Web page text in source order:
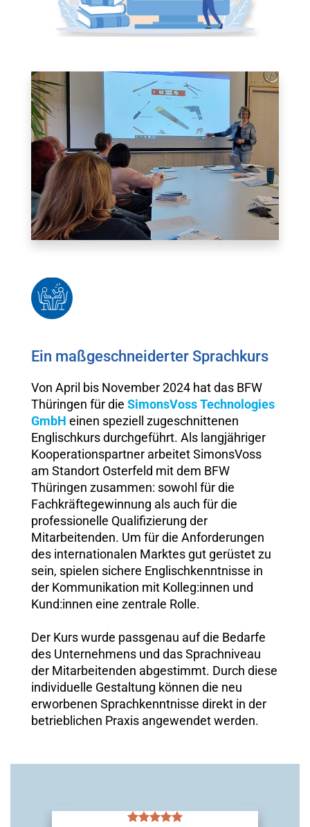
Ein maßgeschneiderter Sprachkurs
Von April bis November 2024 hat das BFW
Thüringen für die SimonsVoss Technologies
GmbH einen speziell zugeschnittenen
Englischkurs durchgeführt. Als langjähriger
Kooperationspartner arbeitet SimonsVoss
am Standort Osterfeld mit dem BFW
Thüringen zusammen: sowohl für die
Fachkräftegewinnung als auch für die
professionelle Qualifizierung der
Mitarbeitenden. Um für die Anforderungen
des internationalen Marktes gut gerüstet zu
sein, spielen sichere Englischkenntnisse in
der Kommunikation mit Kolleg:innen und
Kund:innen eine zentrale Rolle.
Der Kurs wurde passgenau auf die Bedarfe
des Unternehmens und das Sprachniveau
der Mitarbeitenden abgestimmt. Durch diese
individuelle Gestaltung können die neu
erworbenen Sprachkenntnisse direkt in der
betrieblichen Praxis angewendet werden.